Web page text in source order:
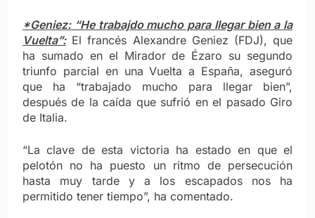
*Geniez: “He trabajdo mucho para llegar bien a la
Vuelta”:El francés Alexandre Geniez (FDJ), que
ha sumado en el Mirador de Ézaro su segundo
triunfo parcial en una Vuelta a España, aseguró
que ha “trabajado mucho para llegar bien”,
después de la caída que sufrió en el pasado Giro
de Italia.
“La clave de esta victoria ha estado en que el
pelotón no ha puesto un ritmo de persecución
hasta muy tarde y a los escapados nos ha
permitido tener tiempo”, ha comentado.